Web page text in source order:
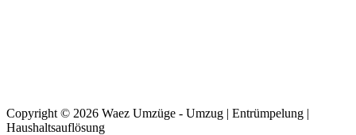
Copyright © 2026 Waez Umzüge - Umzug | Entrümpelung |
Haushaltsauflösung